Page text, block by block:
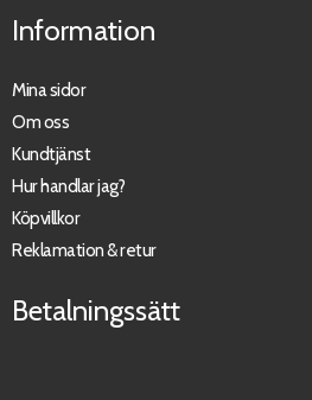
Information
Mina sidor
Om oss
Kundtjänst
Hur handlar jag?
Köpvillkor
Reklamation & retur
Betalningssätt